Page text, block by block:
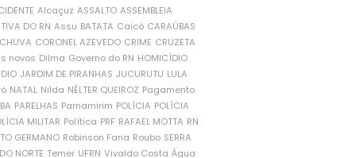
Alcaçuz ASSALTO ASSEMBLEIA
DO RN Assu BATATA Caicó CARAÚBAS
CORONEL AZEVEDO CRIME CRUZETA
novos Dilma Governo do RN HOMICÍDIO
JARDIM DE PIRANHAS JUCURUTU LULA
NATAL Nilda NÉLTER QUEIROZ Pagamento
PARELHAS Parnamirim POLÍCIA POLÍCIA
MILITAR Política PRF RAFAEL MOTTA RN
GERMANO Robinson Faria Roubo SERRA
NORTE Temer UFRN Vivaldo Costa Água